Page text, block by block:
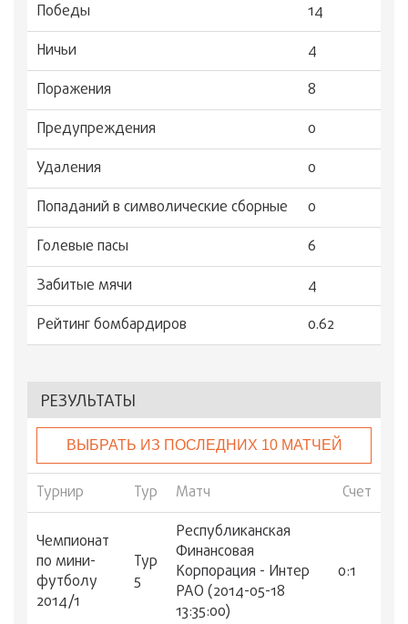
Победы
14
Ничьи
4
Поражения
8
Предупреждения
0
Удаления
0
Попаданий в символические сборные
0
Голевые пасы
6
Забитые мячи
4
Рейтинг бомбардиров
0.62
РЕЗУЛЬТАТЫ
ВЫБРАТЬ ИЗ ПОСЛЕДНИХ 10 МАТЧЕЙ
Турнир Тур Матч Счет
Чемпионат
по мини-
футболу
2014/1
Тур
5
Республиканская
Финансовая
Корпорация - Интер
РАО (2014-05-18
13:35:00)
0:1